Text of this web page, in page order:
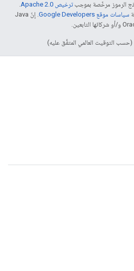
الرموز مرخّصة بموجبترخيص Apache 2.0‏
.
سياسات موقع Google Developers‏
. إنّ Java